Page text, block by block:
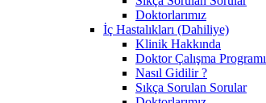
Doktorlarımız
İç Hastalıkları (Dahiliye)
Klinik Hakkında
Doktor Çalışma Programı
Nasıl Gidilir ?
Sıkça Sorulan Sorular